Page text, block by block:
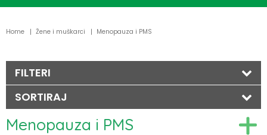
Home Žene i muškarci Menopauza i PMS
FILTERI
SORTIRAJ
Menopauza i PMS